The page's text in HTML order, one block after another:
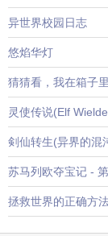
异世界校园日志
悠焰华灯
猜猜看，我在箱子
灵使传说(Elf
剣仙转生(异界的混
苏马列欧夺宝记 -
拯救世界的正确方